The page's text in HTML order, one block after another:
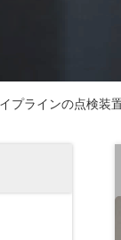
プラインの点検装